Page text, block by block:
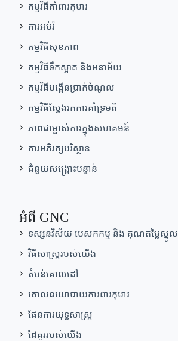
កម្មវិធីគាំពារកុមារ
ការអប់រំ
កម្មវិធីសុខភាព
កម្មវិធីទឹកស្អាត និងអនាម័យ
កម្មវិធីបង្កើនប្រាក់ចំណូល
កម្មវិធីស្វែងរកការគាំទ្រមតិ
ភាពជាម្ចាស់ការក្នុងសហគមន៍
ការអភិរក្សបរិស្ថាន
ជំនួយសង្គ្រោះបន្ទាន់
អំពី GNC
ទស្សនវិស័យ បេសកកម្ម និង គុណតម្លៃស្នូល
វិធីសាស្រ្តរបស់យើង
តំបន់គោលដៅ
គោលនយោបាយការពារកុមារ
ផែនការយុទ្ធសាស្ត្រ
ដៃគូររបស់យើង